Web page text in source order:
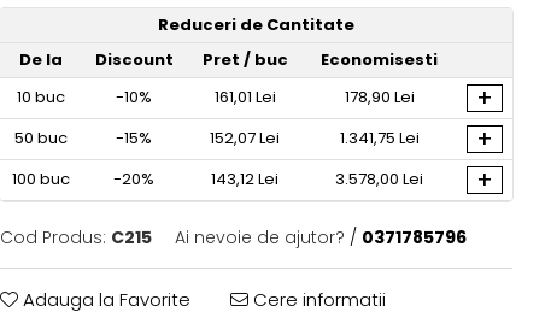
Reduceri de Cantitate
De la
Discount Pret / buc
Economisesti
10 buc -10% 161,01 Lei 178,90 Lei +
50 buc -15% 152,07 Lei 1.341,75 Lei +
100 buc -20% 143,12 Lei 3.578,00 Lei +
Cod Produs: C215 Ai nevoie de ajutor? / 0371785796
Adauga la Favorite Cere informatii